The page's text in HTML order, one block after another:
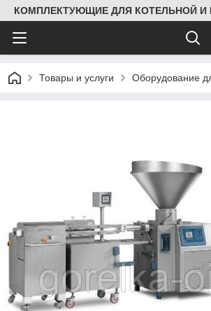
КОМПЛЕКТУЮЩИЕ ДЛЯ КОТЕЛЬНОЙ И
Товары и услуги Оборудование